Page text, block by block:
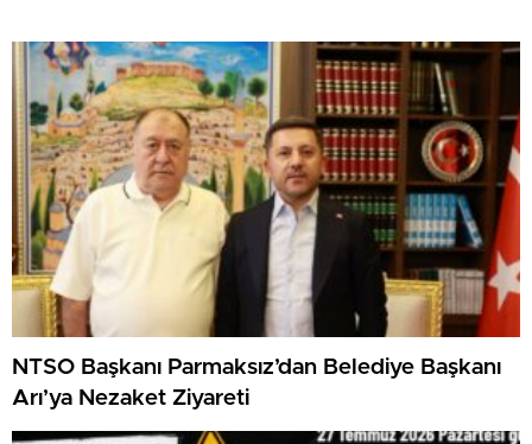
NTSO Başkanı Parmaksız’dan Belediye Başkanı
Arı’ya Nezaket Ziyareti